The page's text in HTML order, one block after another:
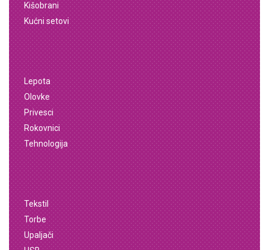
Kišobrani
Kućni setovi
Lepota
Olovke
Privesci
Rokovnici
Tehnologija
Tekstil
Torbe
Upaljači